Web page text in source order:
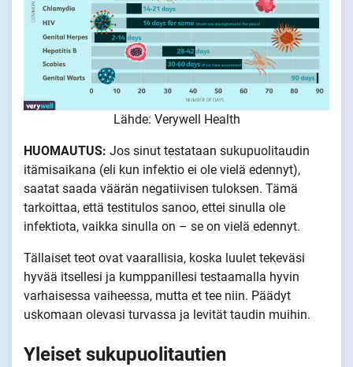
Lähde: Verywell Health
HUOMAUTUS: Jos sinut testataan sukupuolitaudin
itämisaikana (eli kun infektio ei ole vielä edennyt),
saatat saada väärän negatiivisen tuloksen. Tämä
tarkoittaa, että testitulos sanoo, ettei sinulla ole
infektiota, vaikka sinulla on – se on vielä edennyt.
Tällaiset teot ovat vaarallisia, koska luulet tekeväsi
hyvää itsellesi ja kumppanillesi testaamalla hyvin
varhaisessa vaiheessa, mutta et tee niin. Päädyt
uskomaan olevasi turvassa ja levität taudin muihin.
Yleiset sukupuolitautien